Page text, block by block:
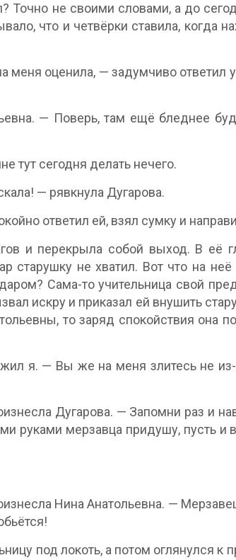
Точно не своими словами, а до
что и четвёрки ставила, когда
оценила, — задумчиво ответил
— Поверь, там ещё бледнее
тут сегодня делать нечего.
— рявкнула Дугарова.
ответил ей, взял сумку и
и перекрыла собой выход. В её
старушку не хватил. Вот что на
Сама-то учительница свой
искру и приказал ей внушить
то заряд спокойствия она
я. — Вы же на меня злитесь не из-
Дугарова. — Запомни раз и
руками мерзавца придушу, пусть и
Нина Анатольевна. —
под локоть, а потом оглянулся к